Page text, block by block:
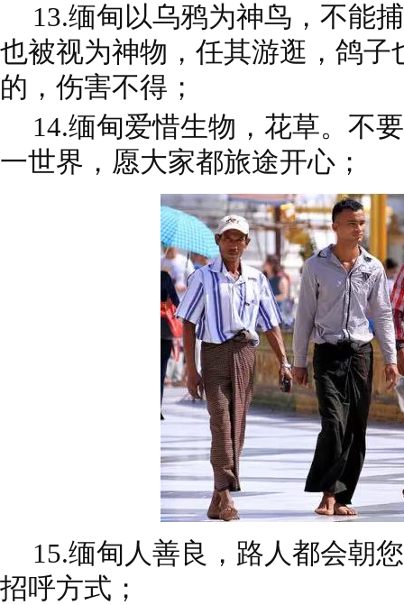
13.缅甸以乌鸦为神鸟，不能
也被视为神物，任其游逛，鸽子
的，伤害不得；
14.缅甸爱惜生物，花草。不
一世界，愿大家都旅途开心；
15.缅甸人善良，路人都会朝
招呼方式；